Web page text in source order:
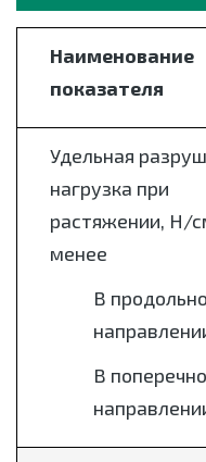
Наименование
показателя
Удельная
нагрузка при
растяжении, Н/
менее
В
В